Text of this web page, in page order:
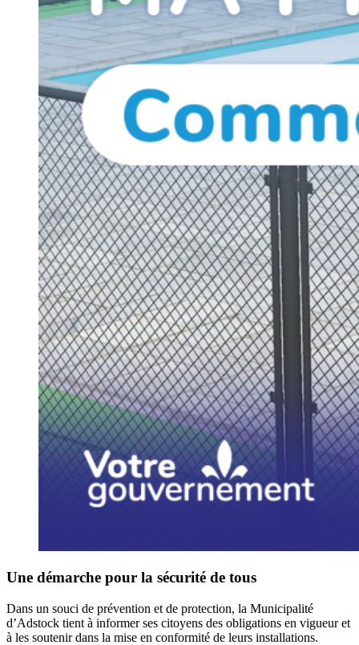
Une démarche pour la sécurité de tous
Dans un souci de prévention et de protection, la Municipalité
d’Adstock tient à informer ses citoyens des obligations en vigueur et
à les soutenir dans la mise en conformité de leurs installations.